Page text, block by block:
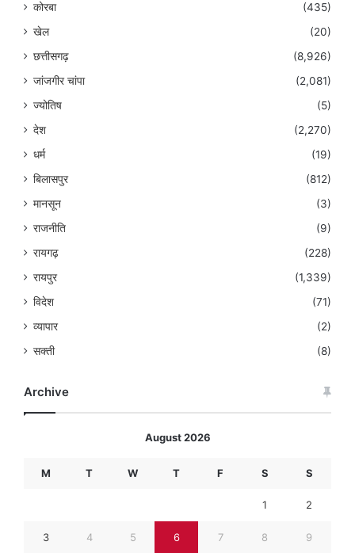
कोरबा
(435)
खेल
(20)
छत्तीसगढ़
(8,926)
जांजगीर चांपा
(2,081)
ज्योतिष
(5)
देश
(2,270)
धर्म
(19)
बिलासपुर
(812)
मानसून
(3)
राजनीति
(9)
रायगढ़
(228)
रायपुर
(1,339)
विदेश
(71)
व्यापार
(2)
सक्ती
(8)
Archive
August 2026
M T W T F S S
1 2
3 4 5 6 7 8 9